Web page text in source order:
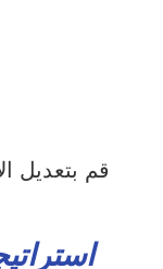
قم بتعديل